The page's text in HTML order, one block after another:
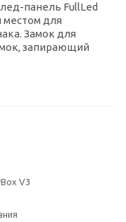
лед-панель FullLed
местом для
Замок для
запирающий
V3